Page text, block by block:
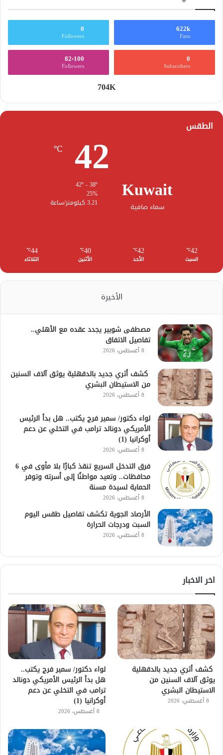
622k
Fans
0
Followers
0
Subscribers
82٬100
Followers
704K
الطقس
Kuwait
سماء صافية
42
℃
25%
3.21 كيلومتر/ساعة
42
℃
السبت
42
℃
الأحد
40
℃
الأثنين
44
℃
الثلاثاء
الأخيرة
مصطفى شوبير يجدد عقده مع الأهلي..
تفاصيل الاتفاق
8 أغسطس، 2026
كشف أثري جديد بالدقهلية يوثق آلاف السنين
من الاستيطان البشري
8 أغسطس، 2026
لواء دكتور/ سمير فرج يكتب.. هل بدأ الرئيس
الأمريكي دونالد ترامب في التخلي عن دعم
أوكرانيا (1)
8 أغسطس، 2026
فرق التدخل السريع تنقذ كبارًا بلا مأوى في 6
محافظات.. وتعيد مواطنًا إلى أسرته وتوفر
الحماية لسيدة مسنة
8 أغسطس، 2026
الأرصاد الجوية تكشف تفاصيل طقس اليوم
السبت ودرجات الحرارة
8 أغسطس، 2026
اخر الاخبار
كشف أثري جديد بالدقهلية
يوثق آلاف السنين من
الاستيطان البشري
8 أغسطس، 2026
لواء دكتور/ سمير فرج يكتب..
هل بدأ الرئيس الأمريكي دونالد
ترامب في التخلي عن دعم
أوكرانيا (1)
8 أغسطس، 2026